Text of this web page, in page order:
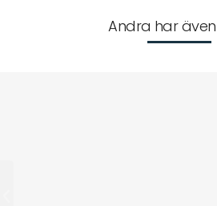
Andra har